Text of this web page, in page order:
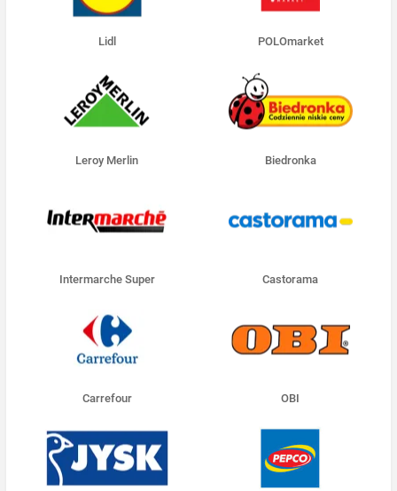
Lidl POLOmarket
Leroy Merlin Biedronka
Intermarche Super Castorama
Carrefour OBI